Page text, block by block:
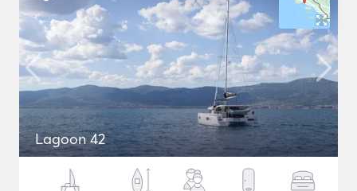
Lagoon 42